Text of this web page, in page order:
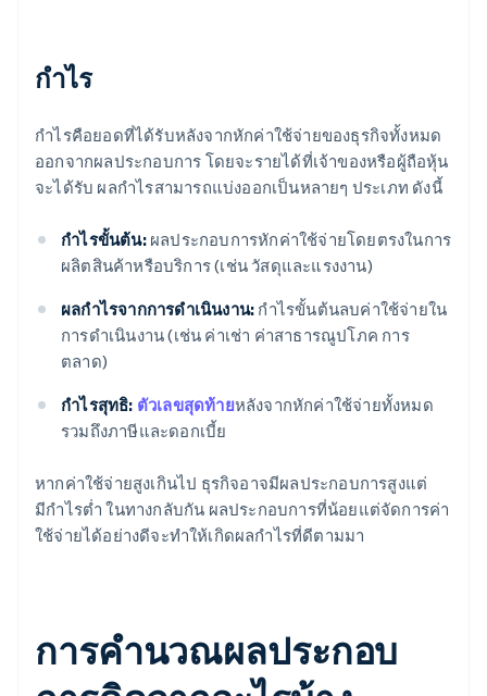
กําไร
กําไรคือยอดที่ได้รับหลังจากหักค่าใช้จ่ายของธุรกิจทั้งหมด
ออกจากผลประกอบการ โดยจะรายได้ที่เจ้าของหรือผู้ถือหุ้น
จะได้รับ ผลกําไรสามารถแบ่งออกเป็นหลายๆ ประเภท ดังนี้
กําไรขั้นต้น:ผลประกอบการหักค่าใช้จ่ายโดยตรงในการ
ผลิตสินค้าหรือบริการ (เช่น วัสดุและแรงงาน)
ผลกําไรจากการดําเนินงาน: กําไรขั้นต้นลบค่าใช้จ่ายใน
การดําเนินงาน (เช่น ค่าเช่า ค่าสาธารณูปโภค การ
ตลาด)
กําไรสุทธิ: ตัวเลขสุดท้ายหลังจากหักค่าใช้จ่ายทั้งหมด
รวมถึงภาษีและดอกเบี้ย
หากค่าใช้จ่ายสูงเกินไป ธุรกิจอาจมีผลประกอบการสูงแต่
มีกําไรต่ำ ในทางกลับกัน ผลประกอบการที่น้อยแต่จัดการค่า
ใช้จ่ายได้อย่างดีจะทำให้เกิดผลกำไรที่ดีตามมา
การคํานวณผลประกอบ